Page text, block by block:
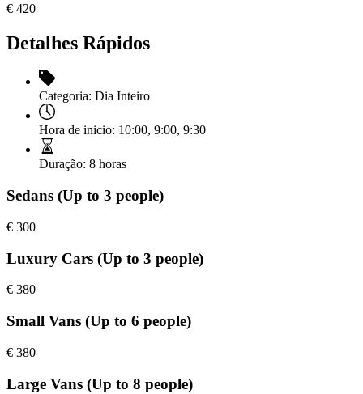
€ 420
Detalhes Rápidos
Categoria: Dia Inteiro
Hora de inicio: 10:00, 9:00, 9:30
Duração: 8 horas
Sedans (Up to 3 people)
€ 300
Luxury Cars (Up to 3 people)
€ 380
Small Vans (Up to 6 people)
€ 380
Large Vans (Up to 8 people)